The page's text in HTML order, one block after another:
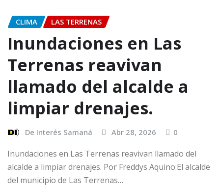
CLIMA LAS TERRENAS
Inundaciones en Las
Terrenas reavivan
llamado del alcalde a
limpiar drenajes.
De Interés Samaná Abr 28, 2026 0
Inundaciones en Las Terrenas reavivan llamado del
alcalde a limpiar drenajes. Por Freddys Aquino:El alcalde
del municipio de Las Terrenas…